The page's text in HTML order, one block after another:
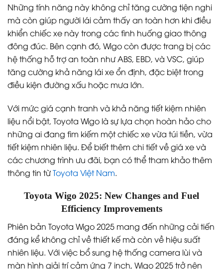
Những tính năng này không chỉ tăng cường tiện nghi
mà còn giúp người lái cảm thấy an toàn hơn khi điều
khiển chiếc xe này trong các tình huống giao thông
đông đúc. Bên cạnh đó, Wigo còn được trang bị các
hệ thống hỗ trợ an toàn như ABS, EBD, và VSC, giúp
tăng cường khả năng lái xe ổn định, đặc biệt trong
điều kiện đường xấu hoặc mưa lớn.
Với mức giá cạnh tranh và khả năng tiết kiệm nhiên
liệu nổi bật, Toyota Wigo là sự lựa chọn hoàn hảo cho
những ai đang tìm kiếm một chiếc xe vừa túi tiền, vừa
tiết kiệm nhiên liệu. Để biết thêm chi tiết về giá xe và
các chương trình ưu đãi, bạn có thể tham khảo thêm
thông tin từToyota Việt Nam.
Toyota Wigo 2025: New Changes and Fuel
Efficiency Improvements
Phiên bản Toyota Wigo 2025 mang đến những cải tiến
đáng kể không chỉ về thiết kế mà còn về hiệu suất
nhiên liệu. Với việc bổ sung hệ thống camera lùi và
màn hình giải trí cảm ứng 7 inch, Wigo 2025 trở nên